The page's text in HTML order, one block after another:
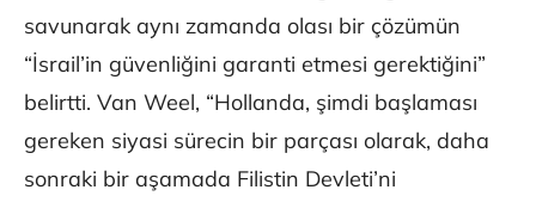
savunarak aynı zamanda olası bir çözümün
“İsrail’in güvenliğini garanti etmesi gerektiğini”
belirtti. Van Weel, “Hollanda, şimdi başlaması
gereken siyasi sürecin bir parçası olarak, daha
sonraki bir aşamada Filistin Devleti’ni